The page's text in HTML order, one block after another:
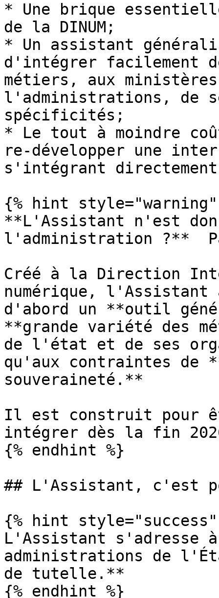
* Une brique
de la DINUM;
* Un assistant
d'intégrer facilement
métiers, aux
l'administrations, de
spécificités;
* Le tout à moindre
re-développer une
s'intégrant
{% hint
**L'Assistant n'est
l'administration ?**
Créé à la Direction
numérique,
d'abord un **outil
**grande variété des
de l'état et de ses
qu'aux contraintes de
souveraineté.**
Il est construit pour
intégrer dès la fin
{% endhint %}
## L'Assistant, c'est
{% hint style="success"
L'Assistant s'adresse
administrations de
de tutelle.**
{% endhint %}